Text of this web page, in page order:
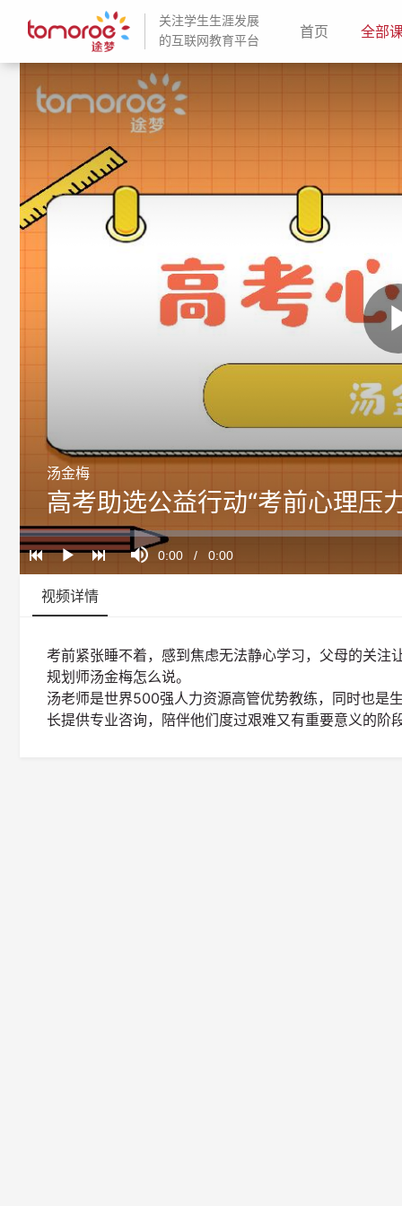
关注学生生涯发展
的互联网教育平台
首页(current)
全部
Play
Mute
Current
0:00 / Duration
0:00
Loaded:
0%
Progress:
0%
汤金梅
高考助选公益行动“考前心理压
视频详情
考前紧张睡不着，感到焦虑无法静心学习，父母的关注
规划师汤金梅怎么说。
汤老师是世界500强人力资源高管优势教练，同时也是
长提供专业咨询，陪伴他们度过艰难又有重要意义的阶